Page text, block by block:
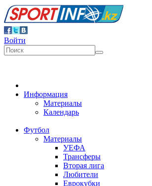
Войти
Информация
Материалы
Календарь
Футбол
Материалы
УЕФА
Трансферы
Вторая лига
Любители
Еврокубки